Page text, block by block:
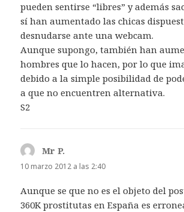
pueden sentirse “libres” y además
sí han aumentado las chicas
desnudarse ante una webcam.
Aunque supongo, también han
hombres que lo hacen, por lo que
debido a la simple posibilidad de
a que no encuentren alternativa.
S2
Mr P.
10 marzo 2012 a las 2:40
Aunque se que no es el objeto del
360K prostitutas en España es